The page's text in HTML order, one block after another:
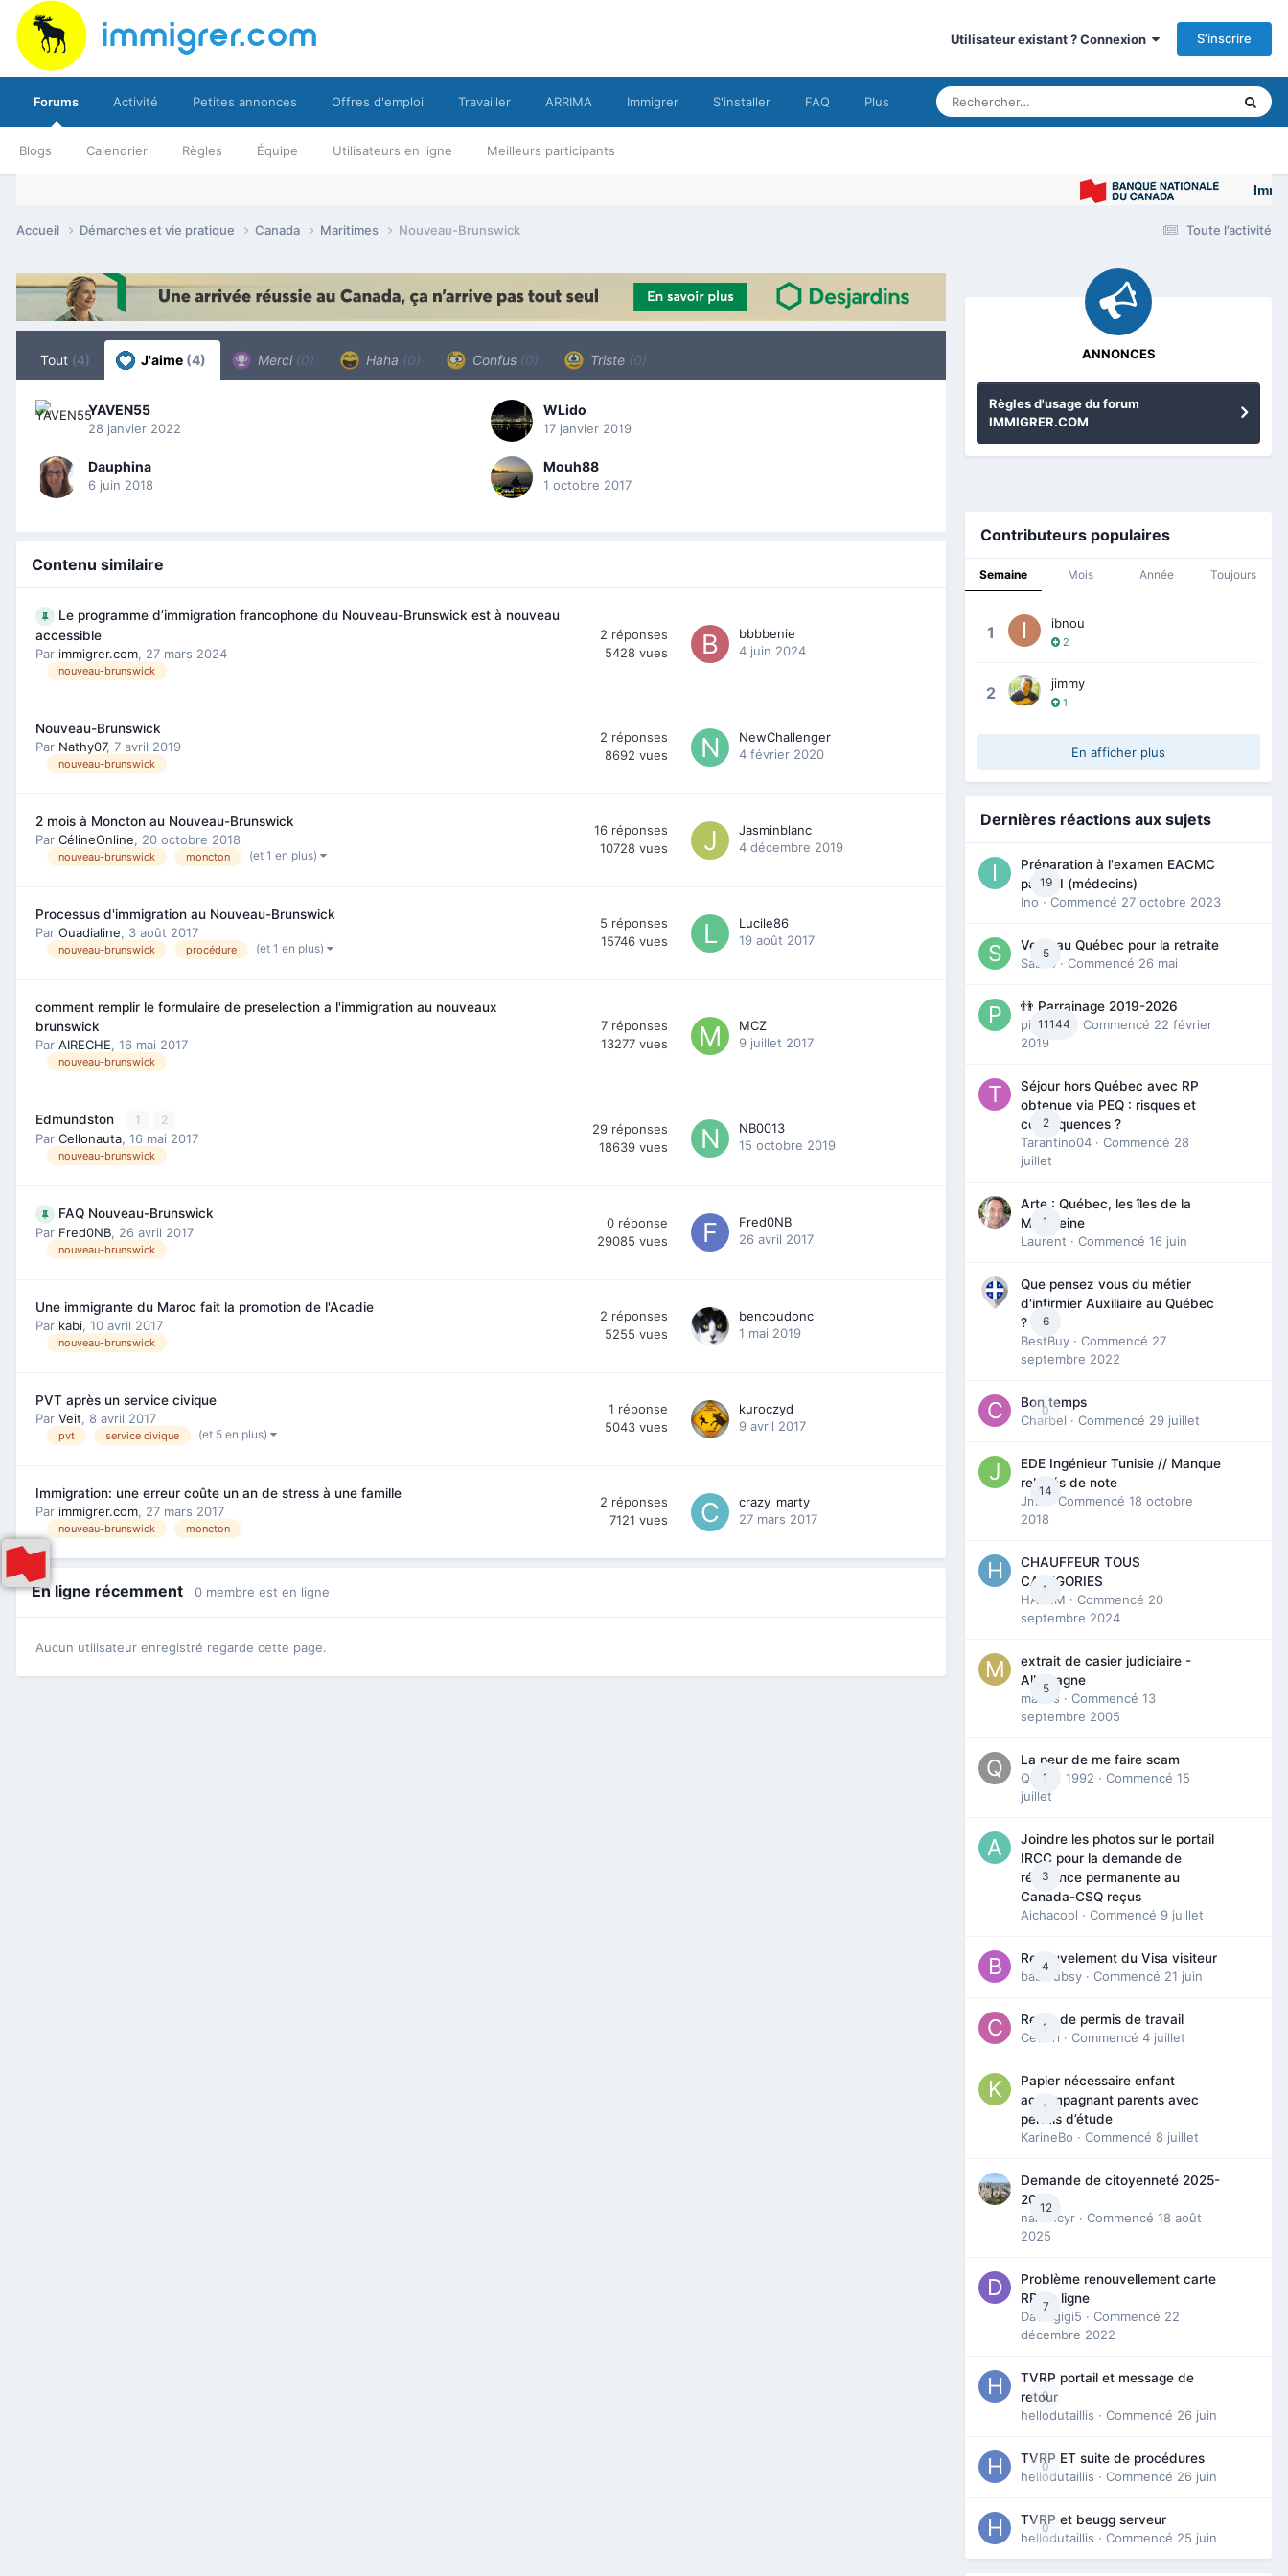
Utilisateur existant ? Connexion S’inscrire
Forums
Blogs Calendrier Règles Équipe Utilisateurs en ligne Meilleurs participants
Activité Petites annonces Offres d'emploi Travailler ARRIMA Immigrer S'installer FAQ Plus
Immigrer
Toute l’activité
Accueil Démarches et vie pratique Canada Maritimes Nouveau-Brunswick
Tout (4) J'aime (4) Merci (0) Haha (0) Confus (0) Triste (0)
YAVEN55
28 janvier 2022
WLido
17 janvier 2019
Dauphina
6 juin 2018
Mouh88
1 octobre 2017
Contenu similaire
Le programme d’immigration francophone du Nouveau-Brunswick est à nouveau
accessible
Par immigrer.com, 27 mars 2024
nouveau-brunswick
2 réponses
5428 vues
bbbbenie
4 juin 2024
Nouveau-Brunswick
Par Nathy07, 7 avril 2019
nouveau-brunswick
2 réponses
8692 vues
NewChallenger
4 février 2020
2 mois à Moncton au Nouveau-Brunswick
Par CélineOnline, 20 octobre 2018
nouveau-brunswick moncton (et 1 en plus)
16 réponses
10728 vues
Jasminblanc
4 décembre 2019
Processus d'immigration au Nouveau-Brunswick
Par Ouadialine, 3 août 2017
nouveau-brunswick procédure (et 1 en plus)
5 réponses
15746 vues
Lucile86
19 août 2017
comment remplir le formulaire de preselection a l'immigration au nouveaux
brunswick
Par AIRECHE, 16 mai 2017
nouveau-brunswick
7 réponses
13277 vues
MCZ
9 juillet 2017
Edmundston 1 2
Par Cellonauta, 16 mai 2017
nouveau-brunswick
29 réponses
18639 vues
NB0013
15 octobre 2019
FAQ Nouveau-Brunswick
Par Fred0NB, 26 avril 2017
nouveau-brunswick
0 réponse
29085 vues
Fred0NB
26 avril 2017
Une immigrante du Maroc fait la promotion de l'Acadie
Par kabi, 10 avril 2017
nouveau-brunswick
2 réponses
5255 vues
bencoudonc
1 mai 2019
PVT après un service civique
Par Veit, 8 avril 2017
pvt service civique (et 5 en plus)
1 réponse
5043 vues
kuroczyd
9 avril 2017
Immigration: une erreur coûte un an de stress à une famille
Par immigrer.com, 27 mars 2017
nouveau-brunswick moncton
2 réponses
7121 vues
crazy_marty
27 mars 2017
En ligne récemment 0 membre est en ligne
Aucun utilisateur enregistré regarde cette page.
ANNONCES
Règles d'usage du forum
IMMIGRER.COM
Contributeurs populaires
Semaine Mois Année Toujours
1 ibnou
2
2 jimmy
1
En afficher plus
Dernières réactions aux sujets
19
Préparation à l'examen EACMC
partie I (médecins)
Ino · Commencé 27 octobre 2023
5
Venir au Québec pour la retraite
Sab74 · Commencé 26 mai
11144
👬 Parrainage 2019-2026
piinoush
· Commencé 22 février
2019
2
Séjour hors Québec avec RP
obtenue via PEQ : risques et
conséquences ?
Tarantino04 · Commencé 28
juillet
1
Arte : Québec, les îles de la
Madeleine
Laurent · Commencé 16 juin
6
Que pensez vous du métier
d'infirmier Auxiliaire au Québec
?
BestBuy · Commencé 27
septembre 2022
0
Bon temps
Charbel · Commencé 29 juillet
14
EDE Ingénieur Tunisie // Manque
relevés de note
Jmili
· Commencé 18 octobre
2018
1
CHAUFFEUR TOUS
CATEGORIES
HAZEM · Commencé 20
septembre 2024
5
extrait de casier judiciaire -
Allemagne
maries · Commencé 13
septembre 2005
1
La peur de me faire scam
Queen_1992 · Commencé 15
juillet
3
Joindre les photos sur le portail
IRCC pour la demande de
résidence permanente au
Canada-CSQ reçus
Aichacool · Commencé 9 juillet
4
Renouvelement du Visa visiteur
babibubsy · Commencé 21 juin
1
Refus de permis de travail
Cedbri · Commencé 4 juillet
1
Papier nécessaire enfant
accompagnant parents avec
permis d’étude
KarineBo · Commencé 8 juillet
12
Demande de citoyenneté 2025-
2026
nanancyr · Commencé 18 août
2025
7
Problème renouvellement carte
RP en ligne
Davidgigi5 · Commencé 22
décembre 2022
0
TVRP portail et message de
retour
hellodutaillis · Commencé 26 juin
0
TVRP ET suite de procédures
hellodutaillis · Commencé 26 juin
0
TVRP et beugg serveur
hellodutaillis · Commencé 25 juin